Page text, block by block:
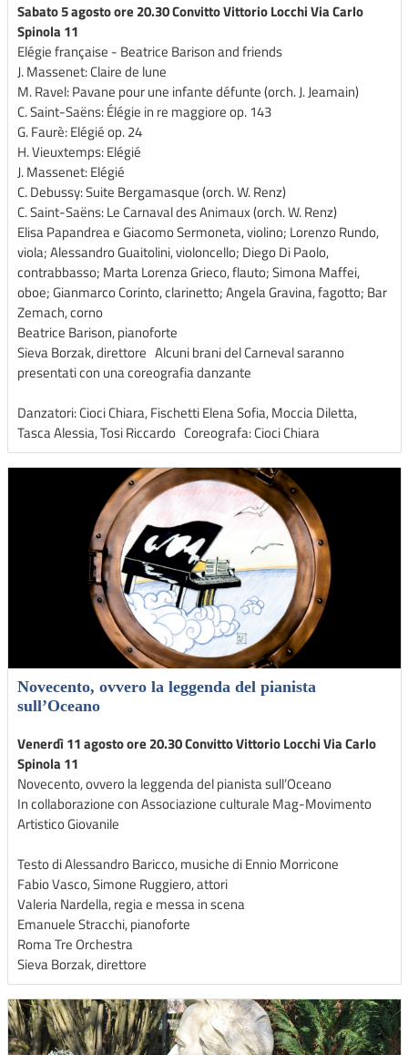
Sabato 5 agosto ore 20.30 Convitto Vittorio Locchi Via Carlo
Spinola 11
Elégie française - Beatrice Barison and friends
J. Massenet: Claire de lune
M. Ravel: Pavane pour une infante défunte (orch. J. Jeamain)
C. Saint-Saëns: Élégie in re maggiore op. 143
G. Faurè: Elégié op. 24
H. Vieuxtemps: Elégié
J. Massenet: Elégié
C. Debussy: Suite Bergamasque (orch. W. Renz)
C. Saint-Saëns: Le Carnaval des Animaux (orch. W. Renz)
Elisa Papandrea e Giacomo Sermoneta, violino; Lorenzo Rundo,
viola; Alessandro Guaitolini, violoncello; Diego Di Paolo,
contrabbasso; Marta Lorenza Grieco, flauto; Simona Maffei,
oboe; Gianmarco Corinto, clarinetto; Angela Gravina, fagotto; Bar
Zemach, corno
Beatrice Barison, pianoforte
Sieva Borzak, direttore Alcuni brani del Carneval saranno
presentati con una coreografia danzante
Danzatori: Cioci Chiara, Fischetti Elena Sofia, Moccia Diletta,
Tasca Alessia, Tosi Riccardo Coreografa: Cioci Chiara
Novecento, ovvero la leggenda del pianista
sull’Oceano
Venerdì 11 agosto ore 20.30 Convitto Vittorio Locchi Via Carlo
Spinola 11
Novecento, ovvero la leggenda del pianista sull’Oceano
In collaborazione con Associazione culturale Mag-Movimento
Artistico Giovanile
Testo di Alessandro Baricco, musiche di Ennio Morricone
Fabio Vasco, Simone Ruggiero, attori
Valeria Nardella, regia e messa in scena
Emanuele Stracchi, pianoforte
Roma Tre Orchestra
Sieva Borzak, direttore